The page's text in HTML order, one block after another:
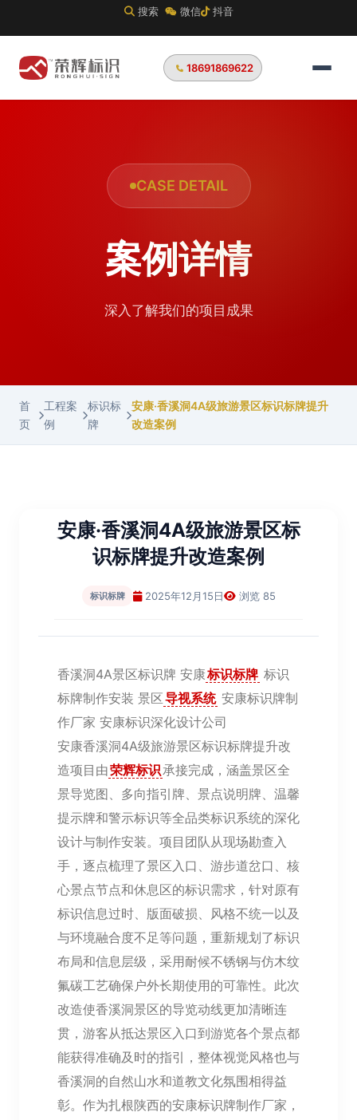
搜索 微信 抖音
18691869622
CASE DETAIL
案例详情
深入了解我们的项目成果
首
页
工程案
例
标识标
牌
安康·香溪洞4A级旅游景区标识标牌提升
改造案例
安康·香溪洞4A级旅游景区标
识标牌提升改造案例
标识标牌 2025年12月15日 浏览 85
香溪洞4A景区标识牌 安康标识标牌 标识
标牌制作安装 景区导视系统 安康标识牌制
作厂家 安康标识深化设计公司
安康香溪洞4A级旅游景区标识标牌提升改
造项目由荣辉标识承接完成，涵盖景区全
景导览图、多向指引牌、景点说明牌、温馨
提示牌和警示标识等全品类标识系统的深化
设计与制作安装。项目团队从现场勘查入
手，逐点梳理了景区入口、游步道岔口、核
心景点节点和休息区的标识需求，针对原有
标识信息过时、版面破损、风格不统一以及
与环境融合度不足等问题，重新规划了标识
布局和信息层级，采用耐候不锈钢与仿木纹
氟碳工艺确保户外长期使用的可靠性。此次
改造使香溪洞景区的导览动线更加清晰连
贯，游客从抵达景区入口到游览各个景点都
能获得准确及时的指引，整体视觉风格也与
香溪洞的自然山水和道教文化氛围相得益
彰。作为扎根陕西的安康标识牌制作厂家，